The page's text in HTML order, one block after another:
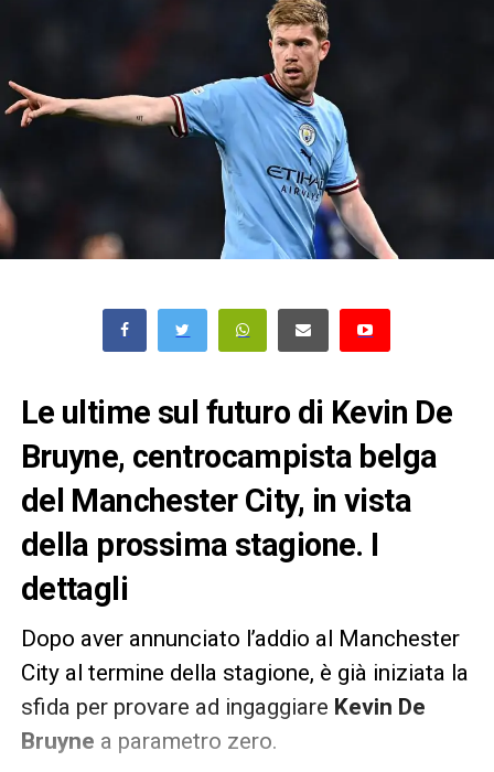
Le ultime sul futuro di Kevin De
Bruyne, centrocampista belga
del Manchester City, in vista
della prossima stagione. I
dettagli
Dopo aver annunciato l’addio al Manchester
City al termine della stagione, è già iniziata la
sfida per provare ad ingaggiare Kevin De
Bruyne a parametro zero.